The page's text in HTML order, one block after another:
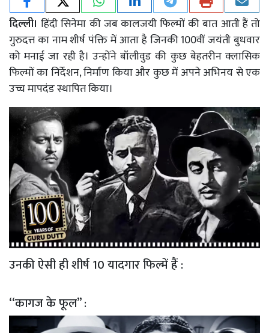
दिल्ली। हिंदी सिनेमा की जब कालजयी फिल्मों की बात आती हैं तो
गुरुदत्त का नाम शीर्ष पंक्ति में आता है जिनकी 100वीं जयंती बुधवार
को मनाई जा रही है। उन्होंने बॉलीवुड की कुछ बेहतरीन क्लासिक
फिल्मों का निर्देशन, निर्माण किया और कुछ में अपने अभिनय से एक
उच्च मापदंड स्थापित किया।
उनकी ऐसी ही शीर्ष 10 यादगार फिल्में हैं :
‘‘कागज के फूल’’ :